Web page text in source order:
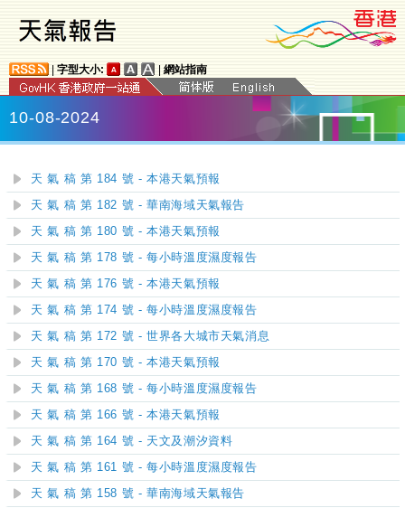
字型大小: 網站指南
10-08-2024
天 氣 稿 第 184 號 - 本港天氣預報
天 氣 稿 第 182 號 - 華南海域天氣報告
天 氣 稿 第 180 號 - 本港天氣預報
天 氣 稿 第 178 號 - 每小時溫度濕度報告
天 氣 稿 第 176 號 - 本港天氣預報
天 氣 稿 第 174 號 - 每小時溫度濕度報告
天 氣 稿 第 172 號 - 世界各大城市天氣消息
天 氣 稿 第 170 號 - 本港天氣預報
天 氣 稿 第 168 號 - 每小時溫度濕度報告
天 氣 稿 第 166 號 - 本港天氣預報
天 氣 稿 第 164 號 - 天文及潮汐資料
天 氣 稿 第 161 號 - 每小時溫度濕度報告
天 氣 稿 第 158 號 - 華南海域天氣報告